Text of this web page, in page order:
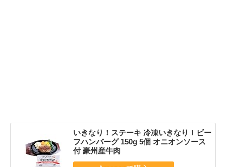
いきなり！ステーキ 冷凍いきなり！ビー
フハンバーグ 150g 5個 オニオンソース
付 豪州産牛肉